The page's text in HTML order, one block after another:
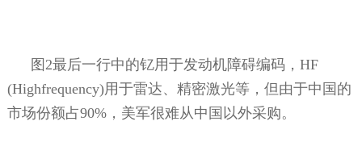
图 2最后一行中的钇用于发动机障碍编码，HF
(Highfrequency)用于雷达、精密激光等，但由于中国的
市场份额占90%，美军很难从中国以外采购。